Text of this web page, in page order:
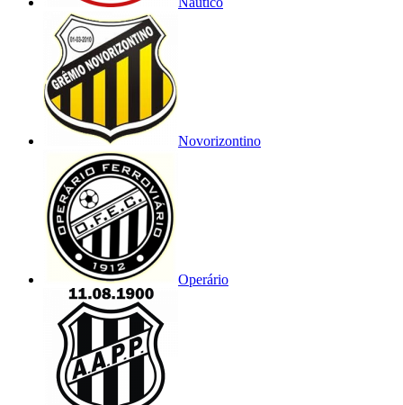
Novorizontino
Operário